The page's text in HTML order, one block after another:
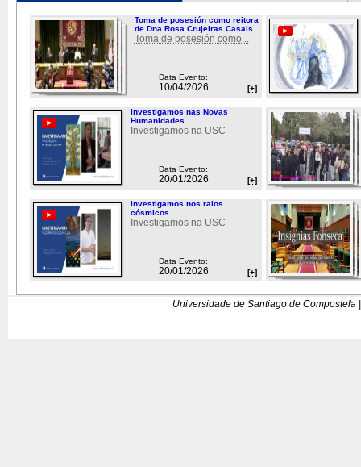
Toma de posesión como reitora
de Dna.Rosa Crujeiras Casais...
Toma de posesión como...
Data Evento:
10/04/2026 [+]
Investigamos nas Novas
Humanidades...
Investigamos na USC
Data Evento:
20/01/2026 [+]
Investigamos nos raios
cósmicos...
Investigamos na USC
Data Evento:
20/01/2026 [+]
Universidade de Santiago de